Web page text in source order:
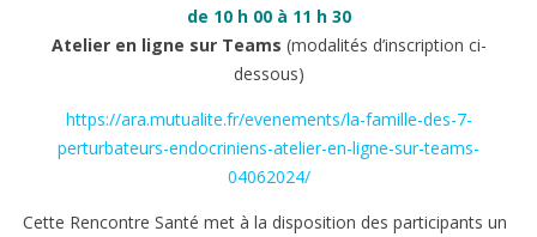
de 10 h 00 à 11 h 30
Atelier en ligne sur Teams (modalités d’inscription ci-
dessous)
https://ara.mutualite.fr/evenements/la-famille-des-7-
perturbateurs-endocriniens-atelier-en-ligne-sur-teams-
04062024/
Cette Rencontre Santé met à la disposition des participants un